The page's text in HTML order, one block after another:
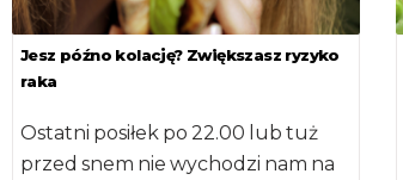
Jesz późno kolację? Zwiększasz ryzyko
raka
Ostatni posiłek po 22.00 lub tuż
przed snem nie wychodzi nam na